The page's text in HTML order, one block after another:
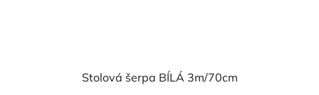
Stolová šerpa BÍLÁ 3m/70cm